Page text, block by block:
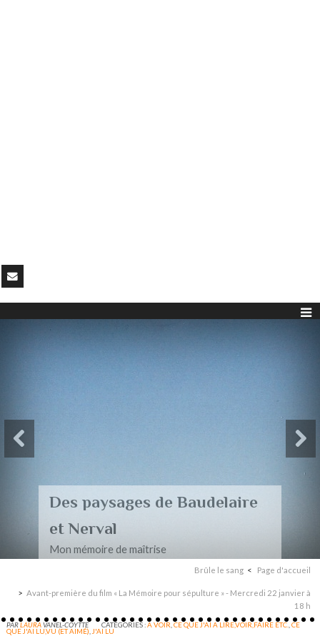
Des paysages de Baudelaire
et Nerval
Mon mémoire de maîtrise
Brûle le sang Page d'accueil
Avant-première du film « La Mémoire pour sépulture » - Mercredi 22 janvier à
18 h
PARLAURAVANEL-COYTTE CATÉGORIES :A VOIR ,CE QUE J'AI A LIRE,VOIR,FAIRE ETC. ,CE
QUE J'AI LU,VU (ET AIMÉ) J'AI LU